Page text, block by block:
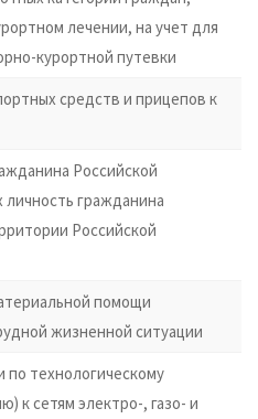
лечении, на учет для
курортной путевки
средств и прицепов к
Российской
гражданина
Российской
помощи
жизненной ситуации
технологическому
к сетям электро-, газо- и